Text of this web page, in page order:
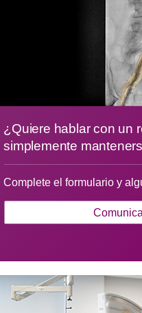
¿Quiere hablar con un
simplemente
Complete el formulario y